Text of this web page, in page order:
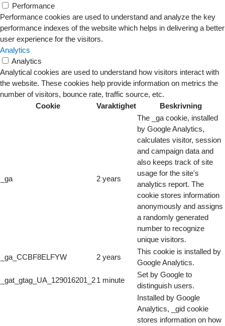
Performance
Performance cookies are used to understand and analyze the key
performance indexes of the website which helps in delivering a better
user experience for the visitors.
Analytics
Analytics
Analytical cookies are used to understand how visitors interact with
the website. These cookies help provide information on metrics the
number of visitors, bounce rate, traffic source, etc.
Cookie
Varaktighet Beskrivning
_ga 2 years
The _ga cookie, installed
by Google Analytics,
calculates visitor, session
and campaign data and
also keeps track of site
usage for the site's
analytics report. The
cookie stores information
anonymously and assigns
a randomly generated
number to recognize
unique visitors.
_ga_CCBF8ELFYW 2 years
This cookie is installed by
Google Analytics.
_gat_gtag_UA_129016201_21 minute
Set by Google to
distinguish users.
Installed by Google
Analytics, _gid cookie
stores information on how